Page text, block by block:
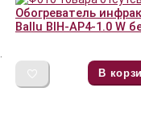
Обогреватель
Ballu BIH-AP4-1.0 W
В